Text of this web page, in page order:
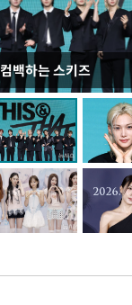
컴백하는 스키즈
한-미, UFS연합연습